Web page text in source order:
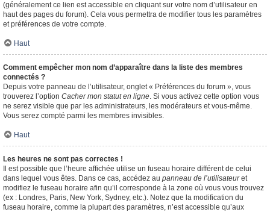
(généralement ce lien est accessible en cliquant sur votre nom d’utilisateur en
haut des pages du forum). Cela vous permettra de modifier tous les paramètres
et préférences de votre compte.
Haut
Comment empêcher mon nom d’apparaître dans la liste des membres
connectés ?
Depuis votre panneau de l’utilisateur, onglet « Préférences du forum », vous
trouverez l’option Cacher mon statut en ligne. Si vous activez cette option vous
ne serez visible que par les administrateurs, les modérateurs et vous-même.
Vous serez compté parmi les membres invisibles.
Haut
Les heures ne sont pas correctes !
Il est possible que l’heure affichée utilise un fuseau horaire différent de celui
dans lequel vous êtes. Dans ce cas, accédez au panneau de l’utilisateuret
modifiez le fuseau horaire afin qu’il corresponde à la zone où vous vous trouvez
(ex : Londres, Paris, New York, Sydney, etc.). Notez que la modification du
fuseau horaire, comme la plupart des paramètres, n’est accessible qu’aux